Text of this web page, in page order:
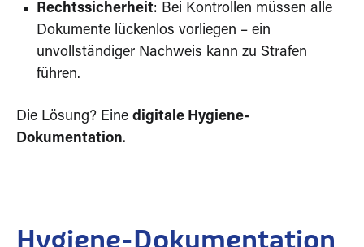
Rechtssicherheit: Bei Kontrollen müssen alle
Dokumente lückenlos vorliegen – ein
unvollständiger Nachweis kann zu Strafen
führen.
Die Lösung? Eine digitale Hygiene-
Dokumentation.
Hygiene-Dokumentation